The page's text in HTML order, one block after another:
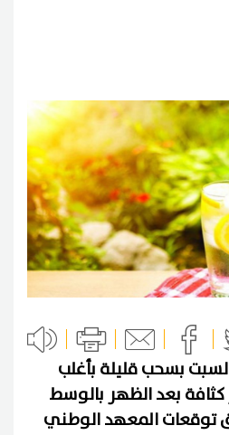
بسحب قليلة بأغلب
كثافة بعد الظهر بالوسط
توقعات المعهد الوطني